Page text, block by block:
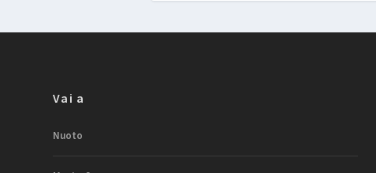
Vai a
Nuoto